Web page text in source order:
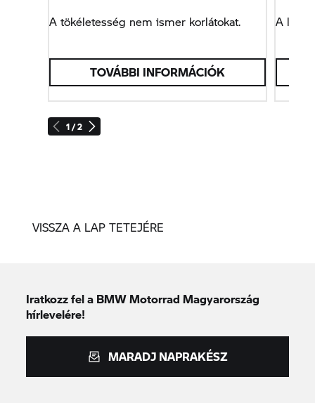
1 / 2
A tökéletesség nem ismer korlátokat.
TOVÁBBI INFORMÁCIÓK
A
VISSZA A LAP TETEJÉRE
Iratkozz fel a BMW Motorrad Magyarország
hírlevelére!
MARADJ NAPRAKÉSZ